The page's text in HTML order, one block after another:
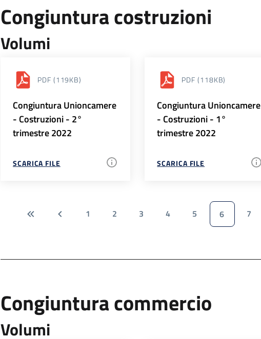
Congiuntura costruzioni
Volumi
PDF (119KB)
Congiuntura Unioncamere
- Costruzioni - 2°
trimestre 2022
SCARICA FILE
PDF (118KB)
Congiuntura Unioncamere
- Costruzioni - 1°
trimestre 2022
SCARICA FILE
1 2 3 4 5 6 7
Congiuntura commercio
Volumi